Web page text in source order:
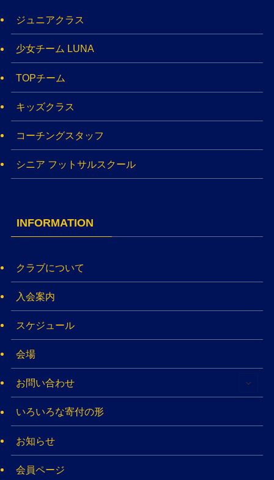
ジュニアクラス
少女チーム LUNA
TOPチーム
キッズクラス
コーチングスタッフ
シニア フットサルスクール
INFORMATION
クラブについて
入会案内
スケジュール
会場
お問い合わせ
いろいろな寄付の形
お知らせ
会員ページ